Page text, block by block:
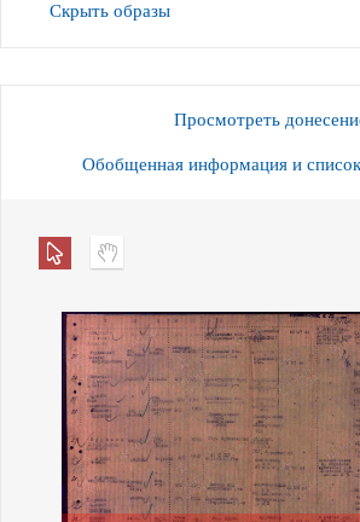
Скрыть образы
Просмотреть
Обобщенная информация и